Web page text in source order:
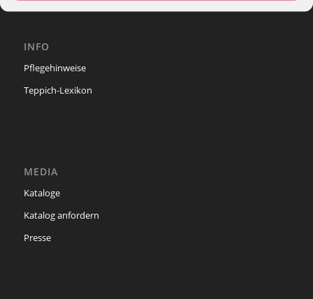
INFO
Pflegehinweise
Teppich-Lexikon
MEDIA
Kataloge
Katalog anfordern
Presse